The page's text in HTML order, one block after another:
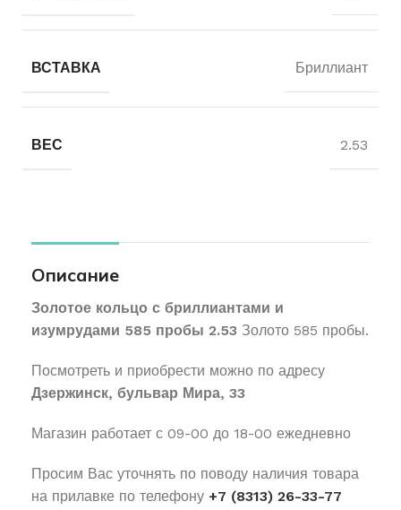
ВСТАВКА Бриллиант
ВЕС 2.53
Описание
Золотое кольцо с бриллиантами и
изумрудами 585 пробы 2.53 Золото 585 пробы.
Посмотреть и приобрести можно по адресу
Дзержинск, бульвар Мира, 33
Магазин работает с 09-00 до 18-00 ежедневно
Просим Вас уточнять по поводу наличия товара
на прилавке по телефону +7 (8313) 26-33-77